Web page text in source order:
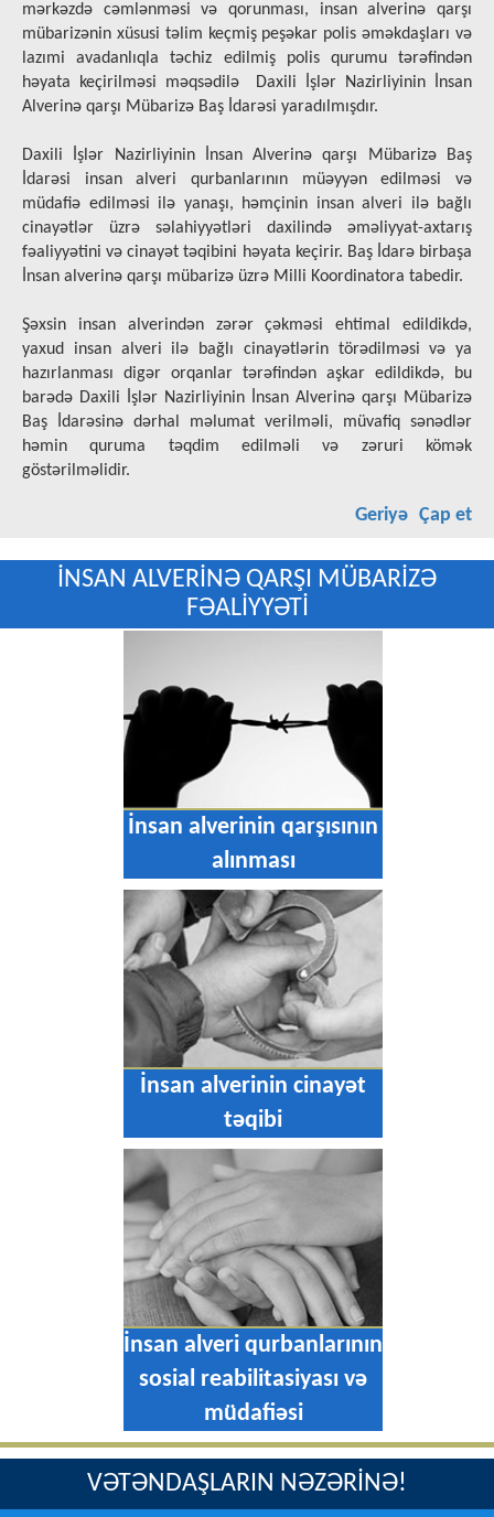
mərkəzdə cəmlənməsi və qorunması, insan alverinə qarşı
mübarizənin xüsusi təlim keçmiş peşəkar polis əməkdaşları və
lazımi avadanlıqla təchiz edilmiş polis qurumu tərəfindən
həyata keçirilməsi məqsədilə Daxili İşlər Nazirliyinin İnsan
Alverinə qarşı Mübarizə Baş İdarəsi yaradılmışdır.
Daxili İşlər Nazirliyinin İnsan Alverinə qarşı Mübarizə Baş
İdarəsi insan alveri qurbanlarının müəyyən edilməsi və
müdafiə edilməsi ilə yanaşı, həmçinin insan alveri ilə bağlı
cinayətlər üzrə səlahiyyətləri daxilində əməliyyat-axtarış
fəaliyyətini və cinayət təqibini həyata keçirir. Baş İdarə birbaşa
İnsan alverinə qarşı mübarizə üzrə Milli Koordinatora tabedir.
Şəxsin insan alverindən zərər çəkməsi ehtimal edildikdə,
yaxud insan alveri ilə bağlı cinayətlərin törədilməsi və ya
hazırlanması digər orqanlar tərəfindən aşkar edildikdə, bu
barədə Daxili İşlər Nazirliyinin İnsan Alverinə qarşı Mübarizə
Baş İdarəsinə dərhal məlumat verilməli, müvafiq sənədlər
həmin quruma təqdim edilməli və zəruri kömək
göstərilməlidir.
Çap et
Geriyə
İNSAN ALVERİNƏ QARŞI MÜBARİZƏ
FƏALİYYƏTİ
İnsan alverinin qarşısının
İnsan alverinin cinayət
İnsan alveri qurbanlarının
sosial reabilitasiyası və
VƏTƏNDAŞLARIN NƏZƏRİNƏ!